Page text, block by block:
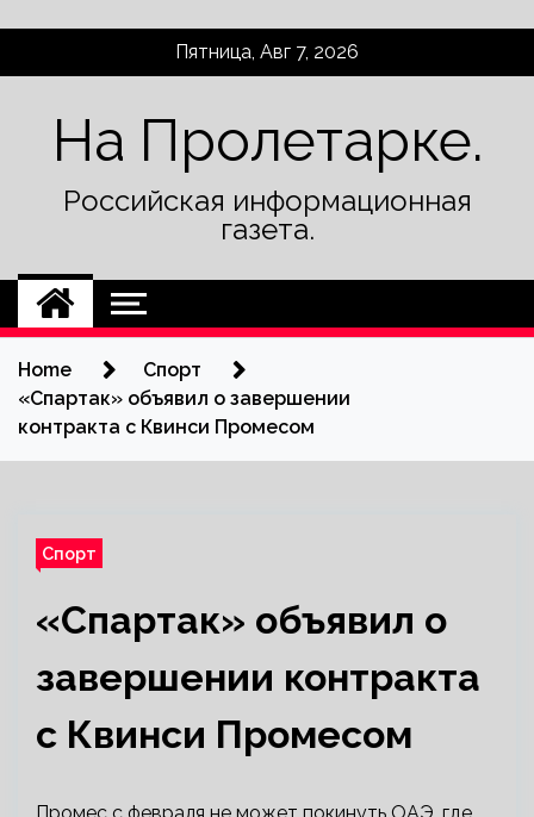
Пятница, Авг 7, 2026
На Пролетарке.
Российская информационная
газета.
Home
Спорт
«Спартак» объявил о завершении
контракта с Квинси Промесом
Спорт
«Спартак» объявил о
завершении контракта
с Квинси Промесом